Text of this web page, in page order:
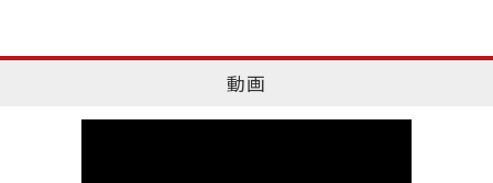
動画